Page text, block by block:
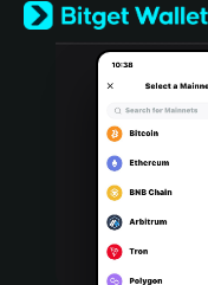
Türkçe
Italiano
Português (Portugal)
Bahasa Indonesia